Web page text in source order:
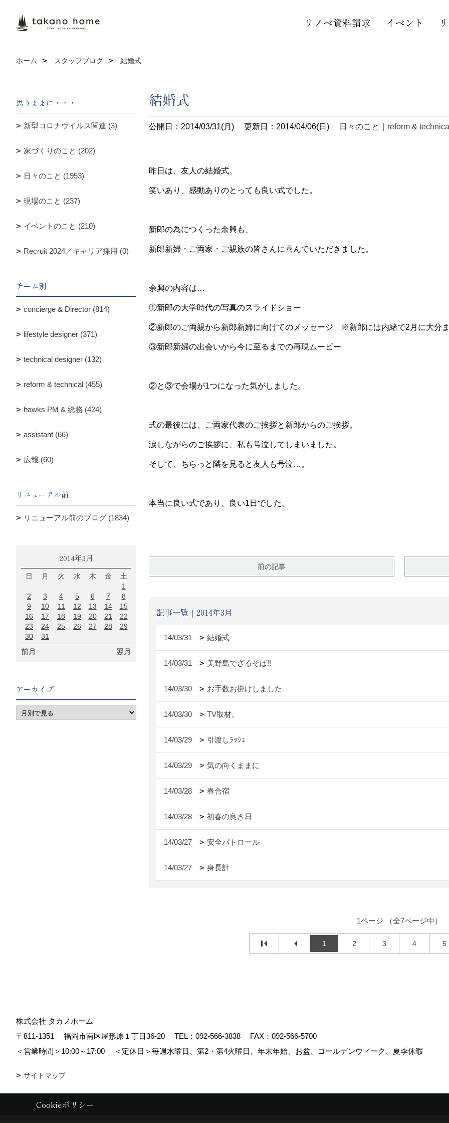
リノベ資料請求 イベント
ホーム スタッフブログ 結婚式
結婚式
公開日：2014/03/31(月) 更新日：2014/04/06(日) 日々のこと reform &
昨日は、友人の結婚式。
笑いあり、感動ありのとっても良い式でした。
新郎の為につくった余興も、
新郎新婦・ご両家・ご親族の皆さんに喜んでいただきました。
余興の内容は…
①新郎の大学時代の写真のスライドショー
②新郎のご両親から新郎新婦に向けてのメッセージ ※新郎には内緒で2月に大分
③新郎新婦の出会いから今に至るまでの再現ムービー
②と③で会場が1つになった気がしました。
式の最後には、ご両家代表のご挨拶と新郎からのご挨拶。
涙しながらのご挨拶に、私も号泣してしまいました。
そして、ちらっと隣を見ると友人も号泣…。
本当に良い式であり、良い1日でした。
前の記事
記事一覧｜2014年3月
14/03/31 結婚式
14/03/31 美野島でざるそば!!
14/03/30 お手数お掛けしました
14/03/30 TV取材。
14/03/29 引渡しﾗｯｼｭ
14/03/29 気の向くままに
14/03/28 春合宿
14/03/28 初春の良き日
14/03/27 安全パトロール
14/03/27 身長計
1ページ （全7ページ中）
1 2 3 4 5
思うままに・・・
新型コロナウイルス関連 (3)
家づくりのこと (202)
日々のこと (1953)
現場のこと (237)
イベントのこと (210)
Recruit 2024／キャリア採用 (0)
チーム別
concierge & Director (814)
lifestyle designer (371)
technical designer (132)
reform & technical (455)
hawks PM & 総務 (424)
assistant (66)
広報 (60)
リニューアル前
リニューアル前のブログ (1834)
2014年3月
日 月 火 水 木 金
土
1
2
3 4 5 6 7
8
9
10 11 12 13 14
15
16
17 18 19 20 21
22
23
24 25 26 27 28
29
30
31
前月 翌月
アーカイブ
株式会社 タカノホーム
〒811-1351
福岡市南区屋形原１丁目36-20 TEL： 092-566-3838
FAX：092-566-5700
＜営業時間＞10:00～17:00
＜定休日＞毎週水曜日、第2・第4火曜日、年末年始、お盆、ゴールデンウィーク、夏季休暇
サイトマップ
Copyright (c) TAKANO CONSTRUCTION CO.,LTD. All Rights Reserved.
Cookieポリシー